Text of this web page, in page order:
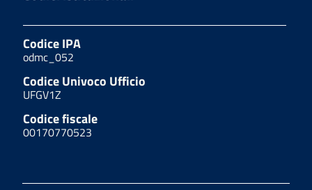
Codice IPA
odmc_052
Codice Univoco Ufficio
UFGV1Z
Codice fiscale
00170770523